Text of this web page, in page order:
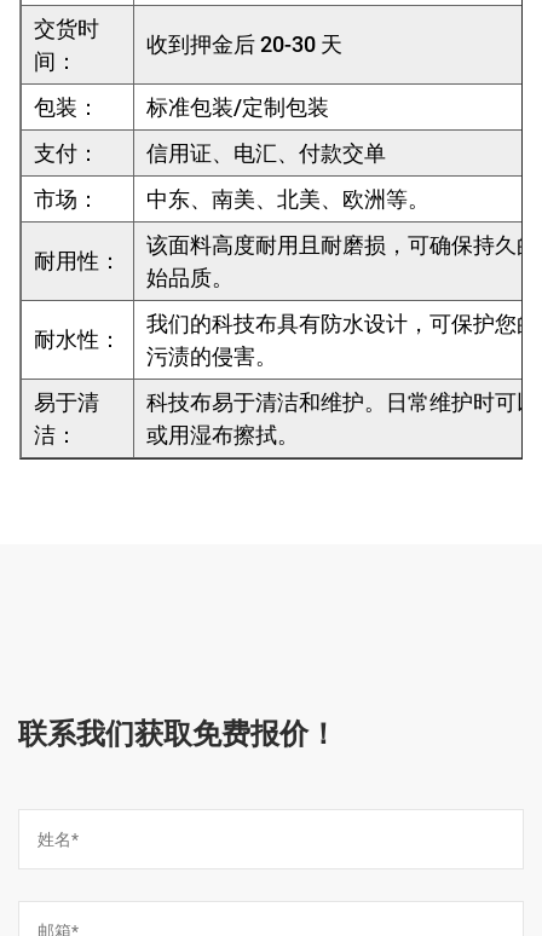
交货时
间：
收到押金后 20-30 天
包装：
标准包装/定制包装
支付：
信用证、电汇、付款交单
市场：
中东、南美、北美、欧洲等。
耐用性：
该面料高度耐用且耐磨损，可确保持久
始品质。
耐水性：
我们的科技布具有防水设计，可保护您
污渍的侵害。
易于清
洁：
科技布易于清洁和维护。日常维护时可
或用湿布擦拭。
联系我们获取免费报价！